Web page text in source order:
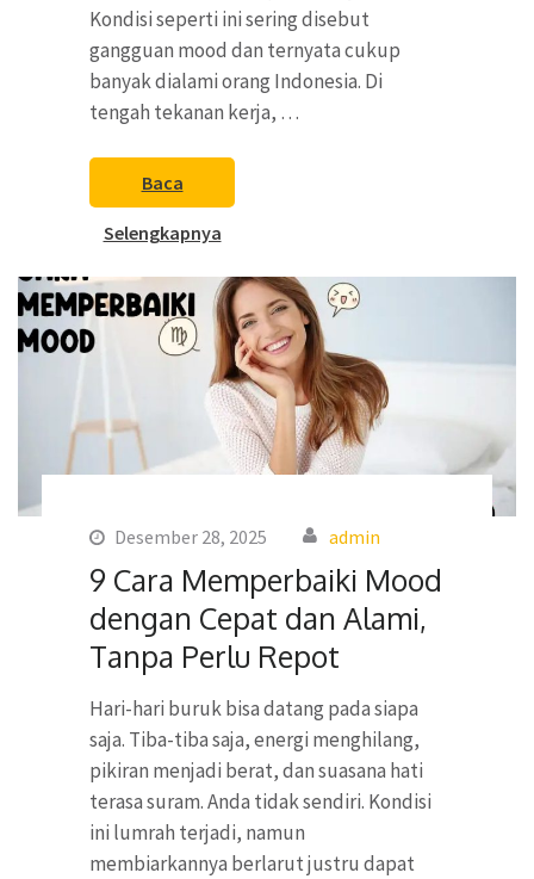
Kondisi seperti ini sering disebut
gangguan mood dan ternyata cukup
banyak dialami orang Indonesia. Di
tengah tekanan kerja, …
Baca
Selengkapnya
Desember 28, 2025 admin
9 Cara Memperbaiki Mood
dengan Cepat dan Alami,
Tanpa Perlu Repot
Hari-hari buruk bisa datang pada siapa
saja. Tiba-tiba saja, energi menghilang,
pikiran menjadi berat, dan suasana hati
terasa suram. Anda tidak sendiri. Kondisi
ini lumrah terjadi, namun
membiarkannya berlarut justru dapat